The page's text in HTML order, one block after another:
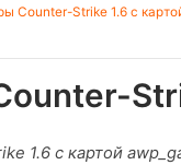
Counter-Strike 1.6 с
1.6 с картой